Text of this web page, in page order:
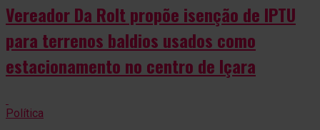
Vereador Da Rolt propõe isenção de IPTU
para terrenos baldios usados como
estacionamento no centro de Içara
Política